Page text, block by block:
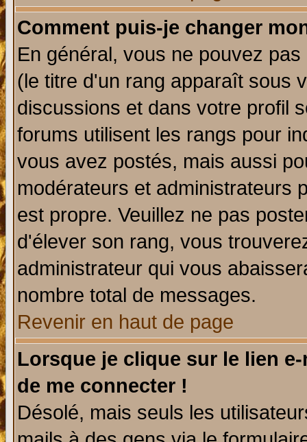
Comment puis-je changer
En général, vous ne pouvez
(le titre d'un rang apparaît sous
discussions et dans votre profil
forums utilisent les rangs pour
vous avez postés, mais aussi
modérateurs et administrateurs
est propre. Veuillez ne pas
d'élever son rang, vous
administrateur qui vous
nombre total de messages.
Revenir en haut de page
Lorsque je clique sur le lien
de me connecter !
Désolé, mais seuls les